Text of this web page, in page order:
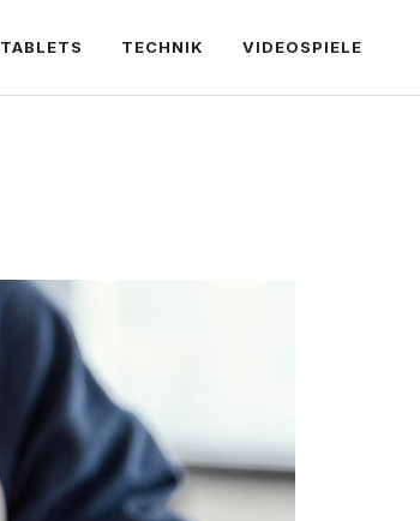
TABLETS TECHNIK VIDEOSPIELE